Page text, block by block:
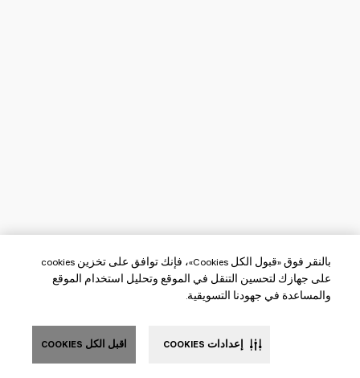
بالنقر فوق «قبول الكل Cookies»، فإنك توافق على تخزين cookies
على جهازك لتحسين التنقل في الموقع وتحليل استخدام الموقع
والمساعدة في جهودنا التسويقية.
اقبل الكل COOKIES إعدادات COOKIES